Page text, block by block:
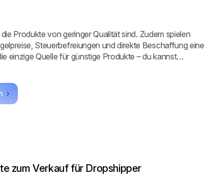
Produkte von geringer Qualität sind. Zudem spielen
Steuerbefreiungen und direkte Beschaffung eine
einzige Quelle für günstige Produkte – du kannst
kostenlose Testphase, um erfolgreiche Produkte für
zu finden!
zum Verkauf für Dropshipper